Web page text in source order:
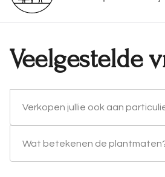
gaan
Veelgestelde
Verkopen jullie ook aan
Wat betekenen de